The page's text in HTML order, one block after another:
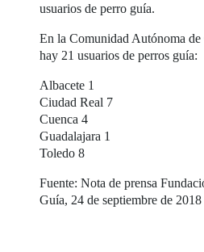
usuarios de perro guía.
En la Comunidad Autónoma
hay 21 usuarios de perros guía:
Albacete 1
Ciudad Real 7
Cuenca 4
Guadalajara 1
Toledo 8
Fuente: Nota de prensa
Guía, 24 de septiembre de 2018